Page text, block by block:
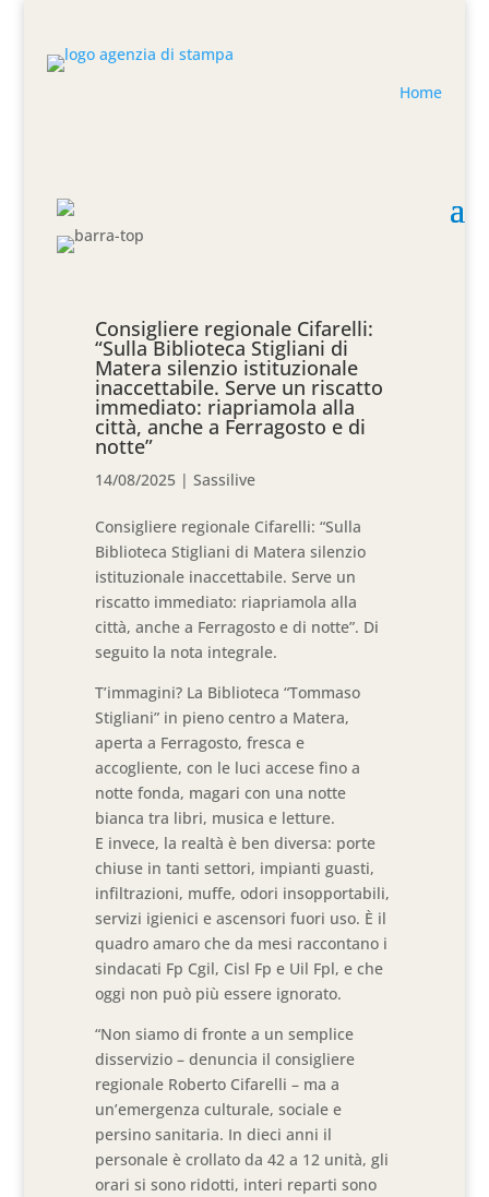
Home
Consigliere regionale Cifarelli:
“Sulla Biblioteca Stigliani di
Matera silenzio istituzionale
inaccettabile. Serve un riscatto
immediato: riapriamola alla
città, anche a Ferragosto e di
notte”
14/08/2025 |Sassilive
Consigliere regionale Cifarelli: “Sulla
Biblioteca Stigliani di Matera silenzio
istituzionale inaccettabile. Serve un
riscatto immediato: riapriamola alla
città, anche a Ferragosto e di notte”. Di
seguito la nota integrale.
T’immagini? La Biblioteca “Tommaso
Stigliani” in pieno centro a Matera,
aperta a Ferragosto, fresca e
accogliente, con le luci accese fino a
notte fonda, magari con una notte
bianca tra libri, musica e letture.
E invece, la realtà è ben diversa: porte
chiuse in tanti settori, impianti guasti,
infiltrazioni, muffe, odori insopportabili,
servizi igienici e ascensori fuori uso. È il
quadro amaro che da mesi raccontano i
sindacati Fp Cgil, Cisl Fp e Uil Fpl, e che
oggi non può più essere ignorato.
“Non siamo di fronte a un semplice
disservizio – denuncia il consigliere
regionale Roberto Cifarelli – ma a
un’emergenza culturale, sociale e
persino sanitaria. In dieci anni il
personale è crollato da 42 a 12 unità, gli
orari si sono ridotti, interi reparti sono